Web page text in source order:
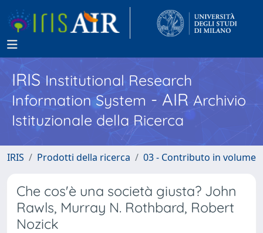
IRISInstitutional Research
Information System - AIR Archivio
Istituzionale della Ricerca
IRIS Prodotti della ricerca 03 - Contributo in volume
Che cos'è una società giusta? John
Rawls, Murray N. Rothbard, Robert
Nozick